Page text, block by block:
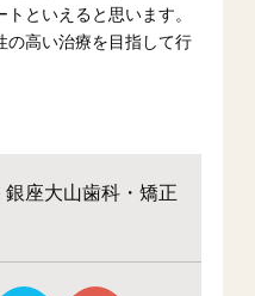
といえると思います。
の高い治療を目指して行
座大山歯科・矯正